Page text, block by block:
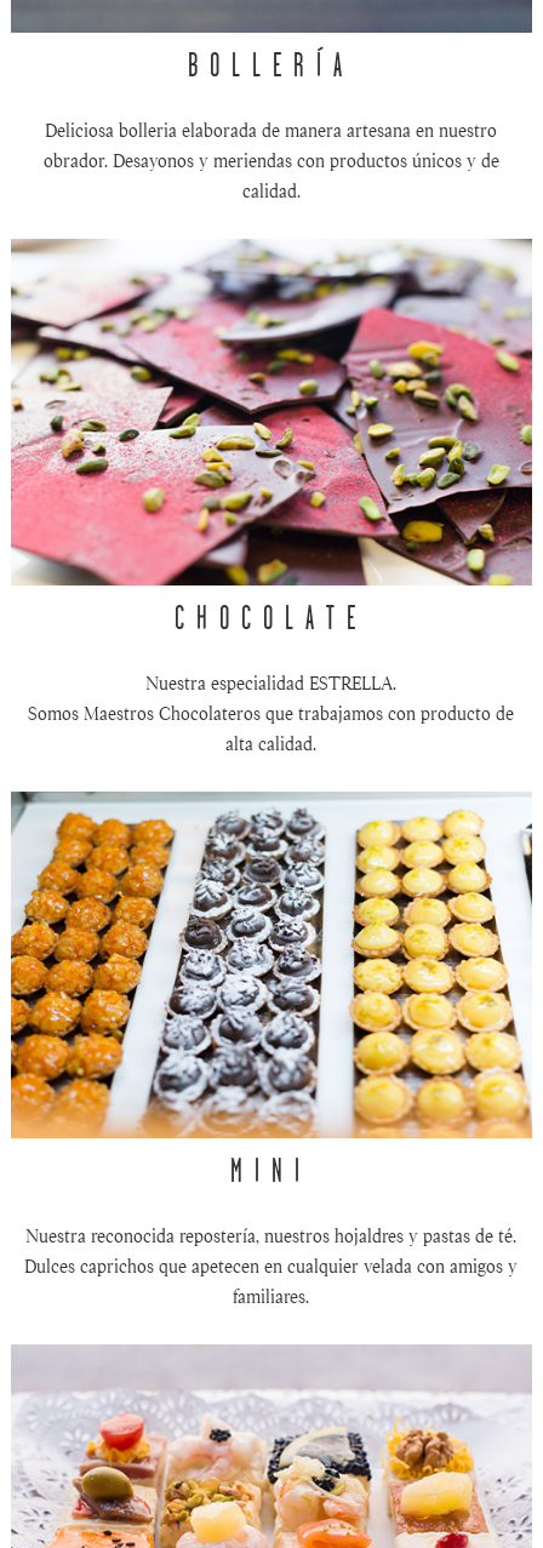
MINI
Nuestra reconocida repostería, nuestros hojaldres y pastas de té.
Dulces caprichos que apetecen en cualquier velada con amigos y
familiares.
CHOCOLATE
Nuestra especialidad ESTRELLA.
Somos Maestros Chocolateros que trabajamos con producto de
alta calidad.
BOLLERÍA
Deliciosa bolleria elaborada de manera artesana en nuestro
obrador. Desayonos y meriendas con productos únicos y de
calidad.